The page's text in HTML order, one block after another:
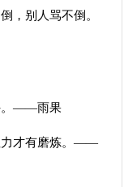
，别人骂不倒。
。——雨果
力才有磨炼。——